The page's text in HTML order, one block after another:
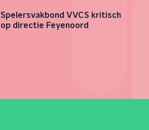
Spelersvakbond VVCS kritisch
op directie Feyenoord